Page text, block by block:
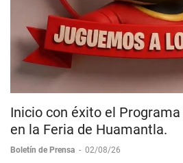
Inicio con éxito el
en la Feria de Huamantla.
Boletín de Prensa - 02/08/26